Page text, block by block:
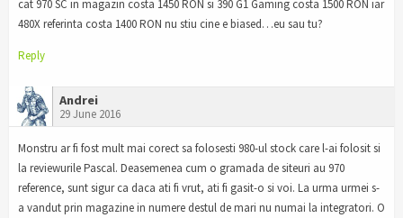
cat 970 SC in magazin costa 1450 RON si 390 G1 Gaming costa 1500 RON iar
480X referinta costa 1400 RON nu stiu cine e biased…eu sau tu?
Reply
Andrei
29 June 2016
Monstru ar fi fost mult mai corect sa folosesti 980-ul stock care l-ai folosit si
la reviewurile Pascal. Deasemenea cum o gramada de siteuri au 970
reference, sunt sigur ca daca ati fi vrut, ati fi gasit-o si voi. La urma urmei s-
a vandut prin magazine in numere destul de mari nu numai la integratori. O